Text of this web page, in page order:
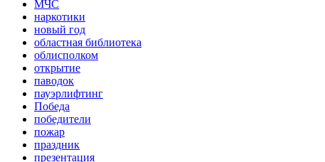
МЧС
наркотики
новый год
областная библиотека
облисполком
открытие
паводок
пауэрлифтинг
Победа
победители
пожар
праздник
презентация